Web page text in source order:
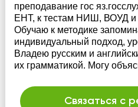
преподавание гос
ЕНТ, к тестам НИШ, ВОУД и
Обучаю к методике
индивидуальный подход,
Владею русским и
их грамматикой. Могу
Связаться с